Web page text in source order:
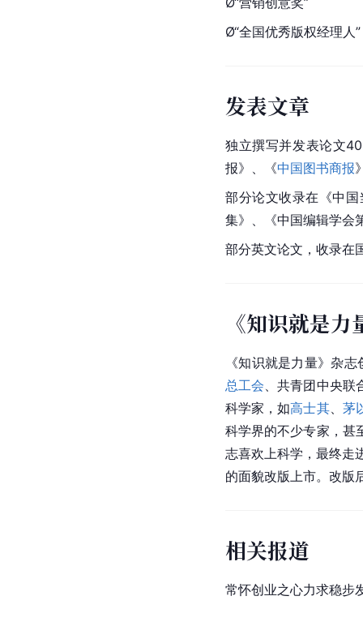
Ø“全国优秀版权经理人”
发表文章
独立撰写并发表论文
报》、《中国图书商报
部分论文收录在《中
集》、《中国编辑学会
部分英文论文，收录在
《知识就是
《知识就是力量》杂
总工会、共青团中央联
科学家，如高士其、 茅
科学界的不少专家，甚
志喜欢上科学，最终走
的面貌改版上市。改版
相关报道
常怀创业之心力求稳步